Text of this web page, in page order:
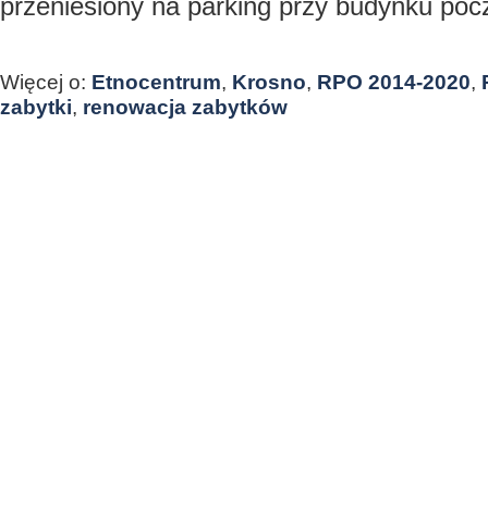
przeniesiony na parking przy budynku
Więcej o: Etnocentrum, Krosno, RPO 2014-2020,
zabytki, renowacja zabytków